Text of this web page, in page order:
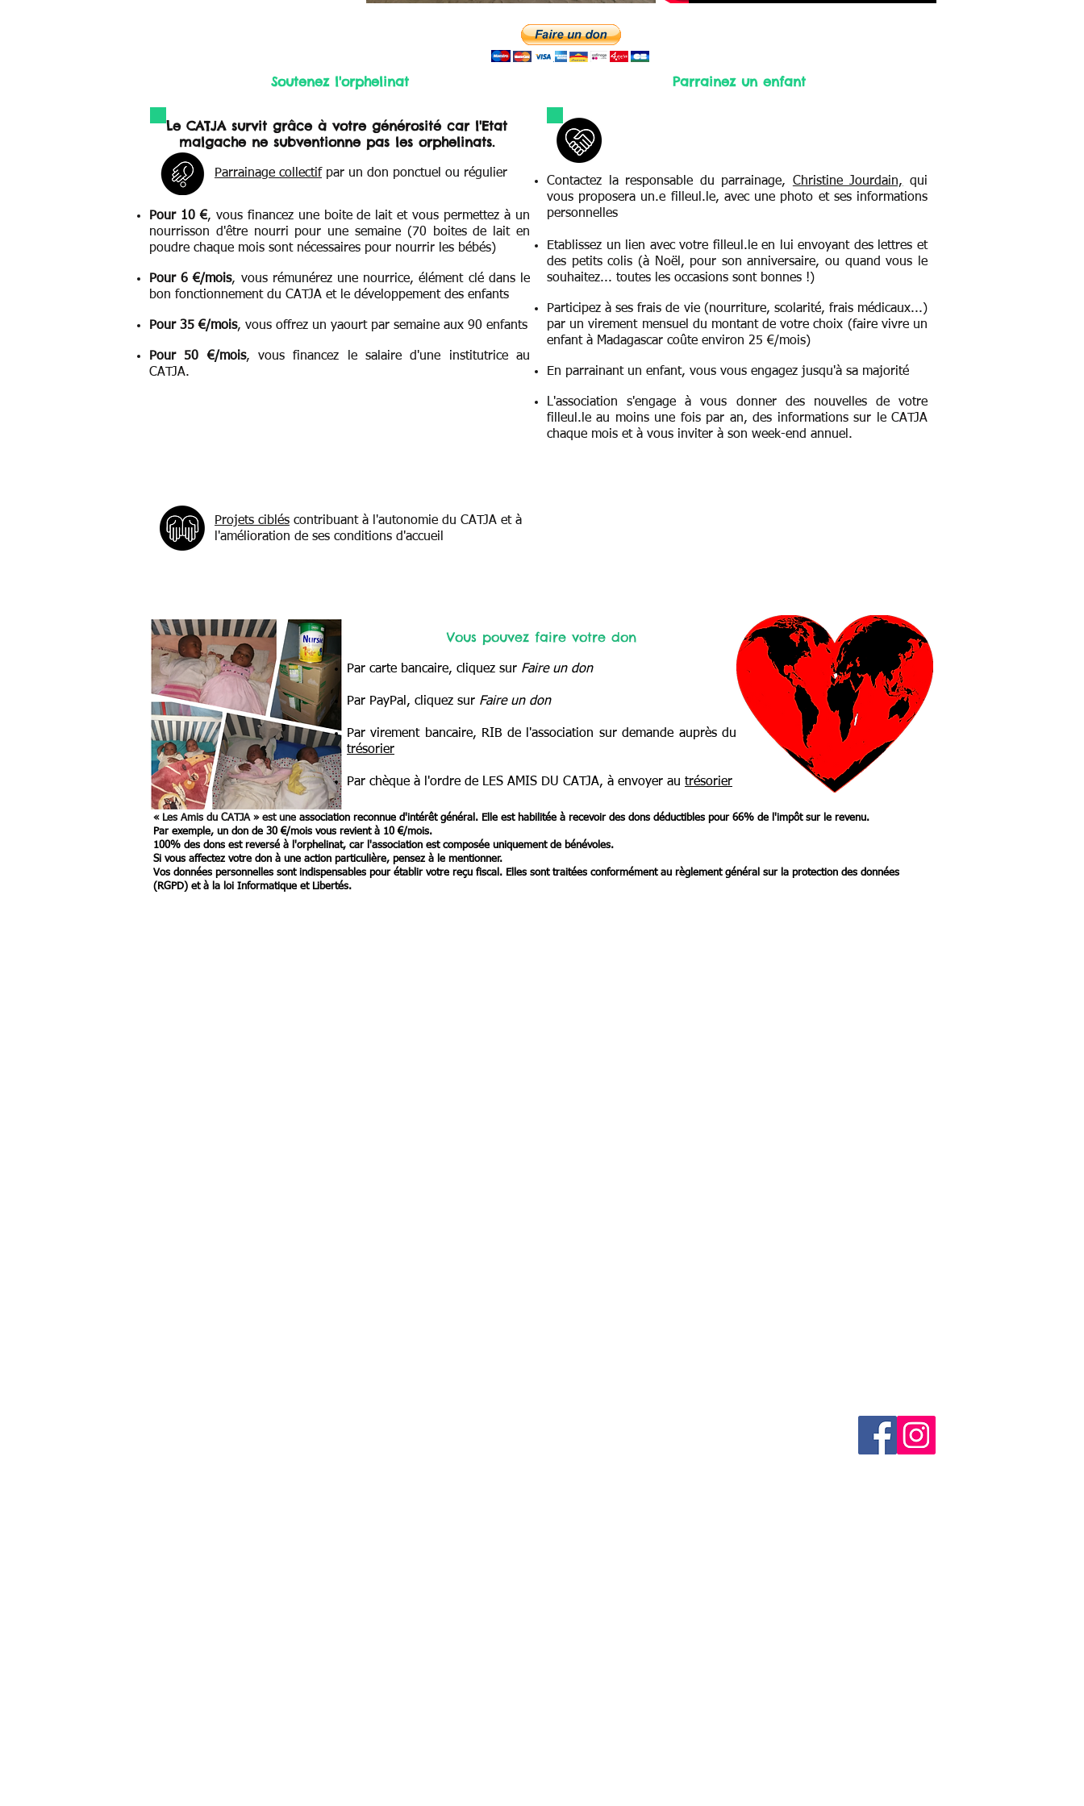
Soutenez l'orphelinat Parrainez un enfant
Parrainage collectif par un don ponctuel ou régulier
Projets ciblés contribuant à l'autonomie du CATJA et à
l'amélioration de ses conditions d'accueil
Le CATJA survit grâce à votre générosité car l'Etat
malgache ne subventionne pas les orphelinats.
Pour 10 €, vous financez une boite de lait et vous permettez à un
nourrisson d'être nourri pour une semaine (70 boites de lait en
poudre chaque mois sont nécessaires pour nourrir les bébés)
Pour 6 €/mois, vous rémunérez une nourrice, élément clé dans le
bon fonctionnement du CATJA et le développement des enfants
Pour 35 €/mois, vous offrez un yaourt par semaine aux 90 enfants
Pour 50 €/mois, vous financez le salaire d'une institutrice au
CATJA.
Contactez la responsable du parrainage, Christine Jourdain, qui
vous proposera un.e filleul.le, avec une photo et ses informations
personnelles
Etablissez un lien avec votre filleul.le en lui envoyant des lettres et
des petits colis (à Noël, pour son anniversaire, ou quand vous le
souhaitez... toutes les occasions sont bonnes !)
Participez à ses frais de vie (nourriture, scolarité, frais médicaux...)
par un virement mensuel du montant de votre choix (faire vivre un
enfant à Madagascar coûte environ 25 €/mois)
En parrainant un enfant, vous vous engagez jusqu'à sa majorité
L'association s'engage à vous donner des nouvelles de votre
filleul.le au moins une fois par an, des informations sur le CATJA
chaque mois et à vous inviter à son week-end annuel.
Vous pouvez faire votre don
Par carte bancaire, cliquez sur Faire un don
Par PayPal, cliquez sur Faire un don
Par virement bancaire, RIB de l'association sur demande auprès du
trésorier
Par chèque à l'ordre de LES AMIS DU CATJA, à envoyer au trésorier
« Les Amis du CATJA » est une association reconnue d'intérêt général. Elle est habilitée à recevoir des dons déductibles pour 66% de l'impôt sur le revenu.
Par exemple, un don de 30 €/mois vous revient à 10 €/mois.
100% des dons est reversé à l'orphelinat, car l'association est composée uniquement de bénévoles.
Si vous affectez votre don à une action particulière, pensez à le mentionner.
Vos données personnelles sont indispensables pour établir votre reçu fiscal. Elles sont traitées conformément au règlement général sur la protection des données
(RGPD) et à la loi Informatique et Libertés.